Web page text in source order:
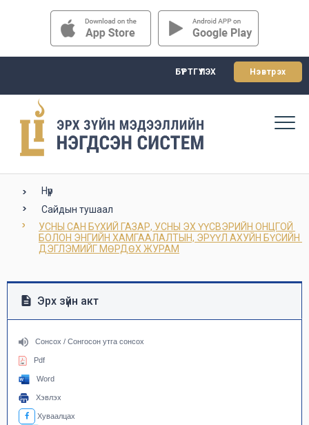
БҮРТГҮҮЛЭХ Нэвтрэх
Нүүр
Сайдын тушаал
УСНЫ САН БҮХИЙ ГАЗАР, УСНЫ ЭХ ҮҮСВЭРИЙН ОНЦГОЙ
БОЛОН ЭНГИЙН ХАМГААЛАЛТЫН, ЭРҮҮЛ АХУЙН БҮСИЙН
ДЭГЛЭМИЙГ МӨРДӨХ ЖУРАМ
Эрх зүйн акт
Сонсох / Сонгосон утга сонсох
Pdf
Word
Хэвлэх
Хуваалцах